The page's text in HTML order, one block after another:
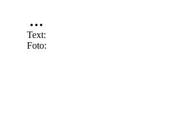
Text
Foto